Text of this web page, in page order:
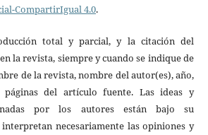
CompartirIgual 4.0.
total y parcial, y la citación del
la revista, siempre y cuando se indique de
de la revista, nombre del autor(es), año,
del artículo fuente. Las ideas y
por los autores están bajo su
necesariamente las opiniones y